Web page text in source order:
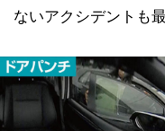
ないアクシデントも